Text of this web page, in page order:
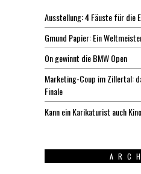
Ausstellung: 4 Fäuste für die
Gmund Papier: Ein
On gewinnt die BMW Open
Marketing-Coup im Zillertal:
Finale
Kann ein Karikaturist auch